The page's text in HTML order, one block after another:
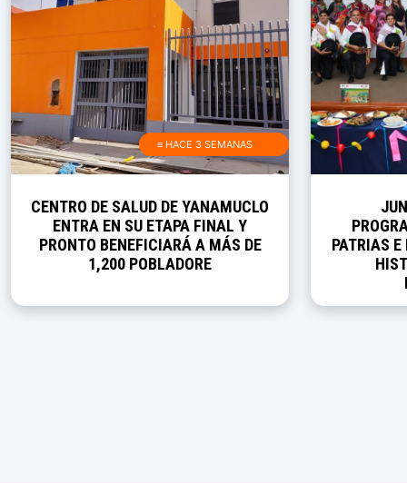
≡ HACE 3 SEMANAS
CENTRO DE SALUD DE YANAMUCLO
ENTRA EN SU ETAPA FINAL Y
PRONTO BENEFICIARÁ A MÁS DE
1,200 POBLADORE
PATRIAS